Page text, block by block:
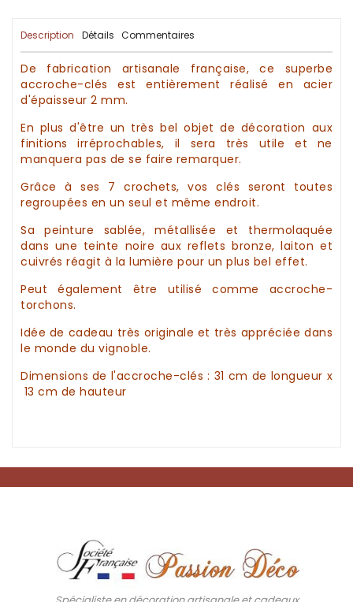
Description Détails Commentaires
De fabrication artisanale française, ce superbe
accroche-clés est entièrement réalisé en acier
d'épaisseur 2 mm.
En plus d'être un très bel objet de décoration aux
finitions irréprochables, il sera très utile et ne
manquera pas de se faire remarquer.
Grâce à ses 7 crochets, vos clés seront toutes
regroupées en un seul et même endroit.
Sa peinture sablée, métallisée et thermolaquée
dans une teinte noire aux reflets bronze, laiton et
cuivrés réagit à la lumière pour un plus bel effet.
Peut également être utilisé comme accroche-
torchons.
Idée de cadeau très originale et très appréciée dans
le monde du vignoble.
Dimensions de l'accroche-clés : 31 cm de longueur x
13 cm de hauteur